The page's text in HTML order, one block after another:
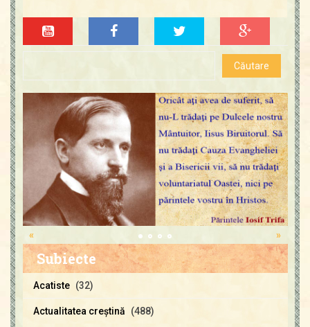
»
«
Subiecte
Acatiste (32)
Actualitatea creştină (488)